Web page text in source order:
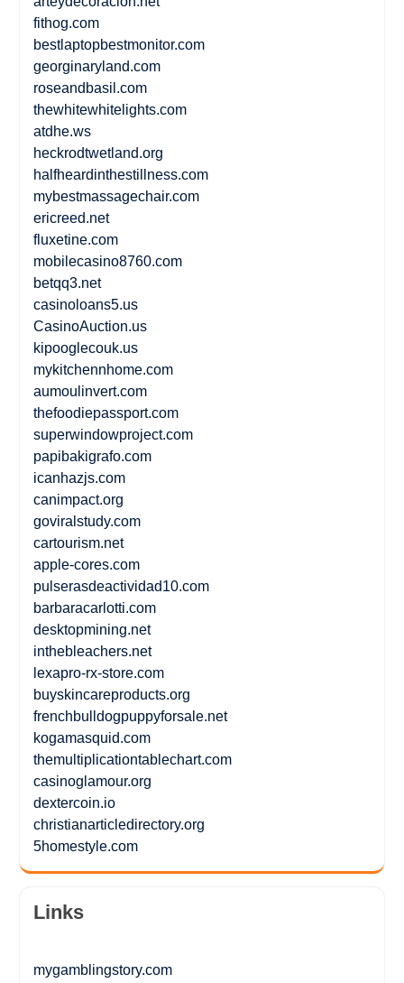
fithog.com
bestlaptopbestmonitor.com
georginaryland.com
roseandbasil.com
thewhitewhitelights.com
atdhe.ws
heckrodtwetland.org
halfheardinthestillness.com
mybestmassagechair.com
ericreed.net
fluxetine.com
mobilecasino8760.com
betqq3.net
casinoloans5.us
CasinoAuction.us
kipooglecouk.us
mykitchennhome.com
aumoulinvert.com
thefoodiepassport.com
superwindowproject.com
papibakigrafo.com
icanhazjs.com
canimpact.org
goviralstudy.com
cartourism.net
apple-cores.com
pulserasdeactividad10.com
barbaracarlotti.com
desktopmining.net
inthebleachers.net
lexapro-rx-store.com
buyskincareproducts.org
frenchbulldogpuppyforsale.net
kogamasquid.com
themultiplicationtablechart.com
casinoglamour.org
dextercoin.io
christianarticledirectory.org
5homestyle.com
Links
mygamblingstory.com